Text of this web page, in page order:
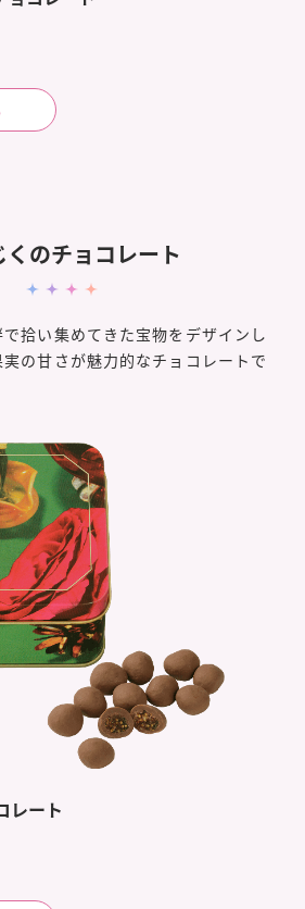
くのチョコレート
拾い集めてきた宝物をデザインし
の甘さが魅力的なチョコレートで
レート